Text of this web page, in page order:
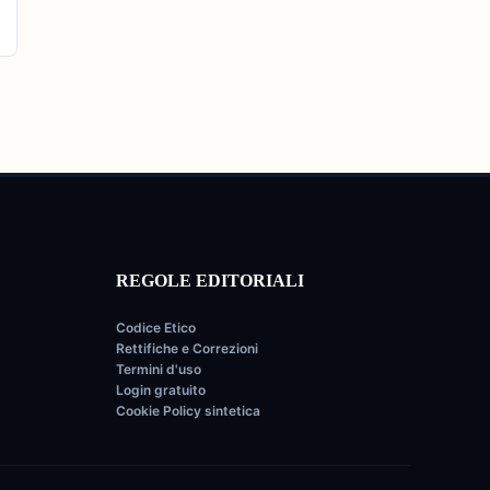
REGOLE EDITORIALI
Codice Etico
Rettifiche e Correzioni
Termini d'uso
Login gratuito
Cookie Policy sintetica